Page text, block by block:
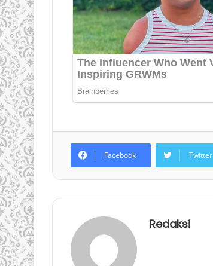
Facebook Twitter
Redaksi